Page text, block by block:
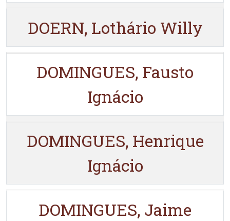
DOERN, Lothário Willy
DOMINGUES, Fausto
Ignácio
DOMINGUES, Henrique
Ignácio
DOMINGUES, Jaime